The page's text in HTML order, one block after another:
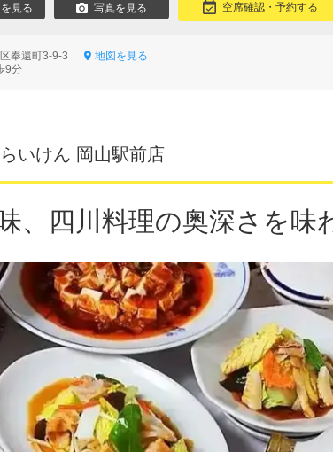
見る 写真を見る 空席確認・予約する
区奉還町3-9-3
地図を見る
9分
いけん 岡山駅前店
、四川料理の奥深さを味